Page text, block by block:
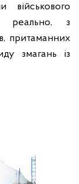
військового
реально, з
притаманних
змагань із